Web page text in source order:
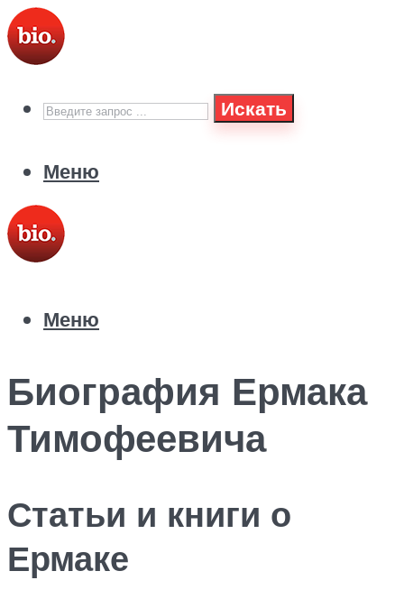
Искать
Меню
Меню
Биография Ермака
Тимофеевича
Статьи и книги о
Ермаке